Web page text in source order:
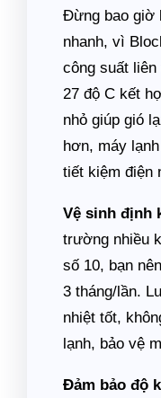
Đừng bao giờ
nhanh, vì
công suất
27 độ C kết
nhỏ giúp gió
hơn, máy
tiết kiệm điện
Vệ sinh định
trường nhiều
số 10, bạn nên
3 tháng/lần.
nhiệt tốt,
lạnh, bảo vệ
Đảm bảo độ